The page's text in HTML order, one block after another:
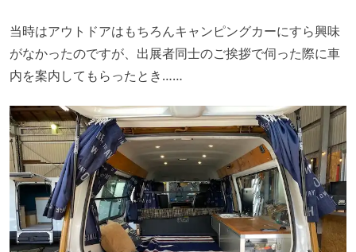
当時はアウトドアはもちろんキャンピングカーにすら興味
がなかったのですが、出展者同士のご挨拶で伺った際に車
内を案内してもらったとき……